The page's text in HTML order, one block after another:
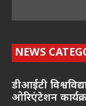
NEWS
डीआईटी
ओरिएंटेशन